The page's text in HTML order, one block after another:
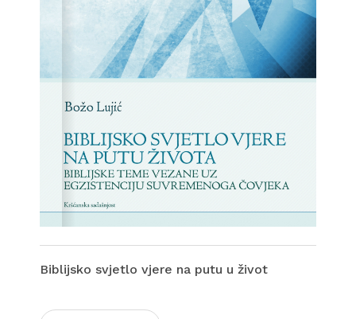
Biblijsko svjetlo vjere na putu u život